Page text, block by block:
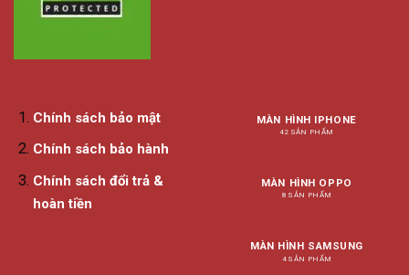
Chính sách bảo mật
Chính sách bảo hành
Chính sách đổi trả &
hoàn tiền
MÀN HÌNH IPHONE
42 SẢN PHẨM
MÀN HÌNH OPPO
8 SẢN PHẨM
MÀN HÌNH SAMSUNG
4 SẢN PHẨM